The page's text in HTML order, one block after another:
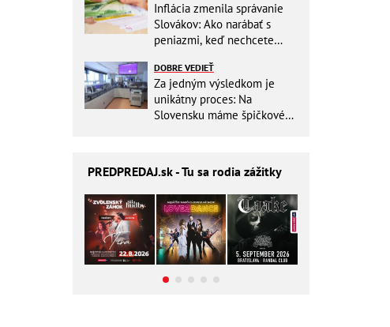
Inflácia zmenila správanie
Slovákov: Ako narábať s
peniazmi, keď nechcete
DOBRE VEDIEŤ
Za jedným výsledkom je
unikátny proces: Na
Slovensku máme špičkové
PREDPREDAJ.sk - Tu sa rodia zážitky